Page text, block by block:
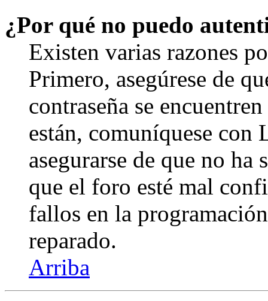
¿Por qué no puedo
Existen varias razones
Primero, asegúrese de
contraseña se
están, comuníquese
asegurarse de que no
que el foro esté mal
fallos en la
reparado.
Arriba